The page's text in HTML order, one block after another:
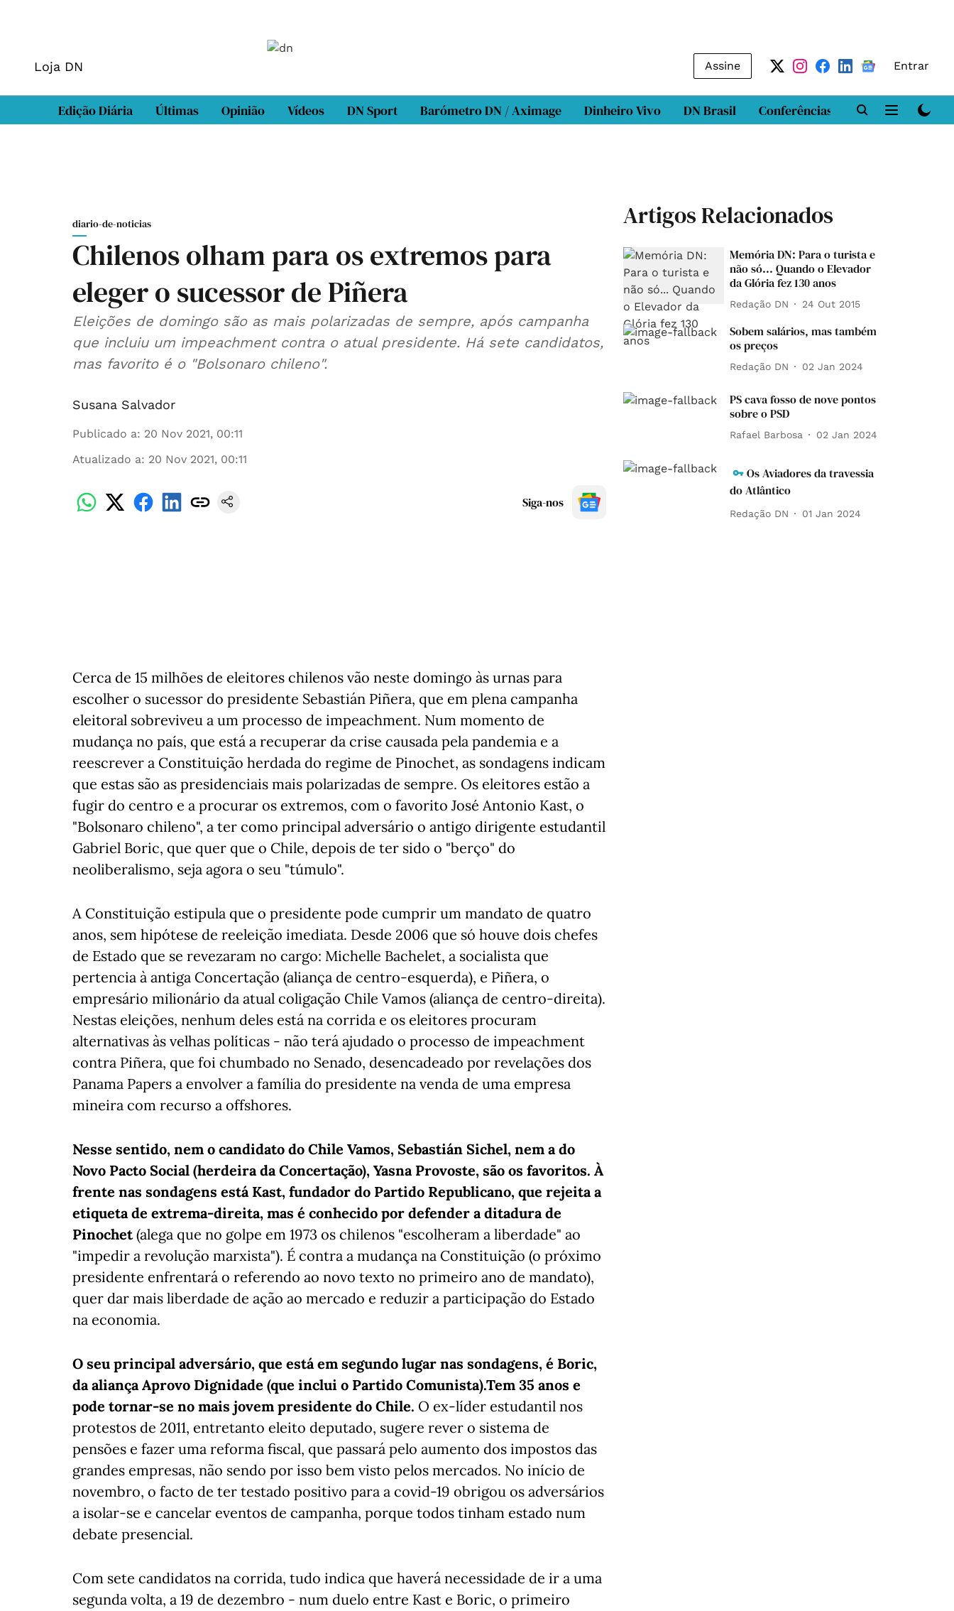
Loja DN Assine Entrar
Edição Diária Últimas Opinião Vídeos DN Sport Barómetro DN / Aximage Dinheiro Vivo DN Brasil Conferências DN LAB
diario-de-noticias
Chilenos olham para os extremos para
eleger o sucessor de Piñera
Eleições de domingo são as mais polarizadas de sempre, após campanha
que incluiu um impeachment contra o atual presidente. Há sete candidatos,
mas favorito é o "Bolsonaro chileno".
Susana Salvador
Publicado a: 20 Nov 2021, 00:11
Atualizado a: 20 Nov 2021, 00:11
Siga-nos
Cerca de 15 milhões de eleitores chilenos vão neste domingo às urnas para
escolher o sucessor do presidente Sebastián Piñera, que em plena campanha
eleitoral sobreviveu a um processo de impeachment. Num momento de
mudança no país, que está a recuperar da crise causada pela pandemia e a
reescrever a Constituição herdada do regime de Pinochet, as sondagens indicam
que estas são as presidenciais mais polarizadas de sempre. Os eleitores estão a
fugir do centro e a procurar os extremos, com o favorito José Antonio Kast, o
"Bolsonaro chileno", a ter como principal adversário o antigo dirigente estudantil
Gabriel Boric, que quer que o Chile, depois de ter sido o "berço" do
neoliberalismo, seja agora o seu "túmulo".
A Constituição estipula que o presidente pode cumprir um mandato de quatro
anos, sem hipótese de reeleição imediata. Desde 2006 que só houve dois chefes
de Estado que se revezaram no cargo: Michelle Bachelet, a socialista que
pertencia à antiga Concertação (aliança de centro-esquerda), e Piñera, o
empresário milionário da atual coligação Chile Vamos (aliança de centro-direita).
Nestas eleições, nenhum deles está na corrida e os eleitores procuram
alternativas às velhas políticas - não terá ajudado o processo de impeachment
contra Piñera, que foi chumbado no Senado, desencadeado por revelações dos
Panama Papers a envolver a família do presidente na venda de uma empresa
mineira com recurso a offshores.
Nesse sentido, nem o candidato do Chile Vamos, Sebastián Sichel, nem a do
Novo Pacto Social (herdeira da Concertação), Yasna Provoste, são os favoritos. À
frente nas sondagens está Kast, fundador do Partido Republicano, que rejeita a
etiqueta de extrema-direita, mas é conhecido por defender a ditadura de
Pinochet(alega que no golpe em 1973 os chilenos "escolheram a liberdade" ao
"impedir a revolução marxista"). É contra a mudança na Constituição (o próximo
presidente enfrentará o referendo ao novo texto no primeiro ano de mandato),
quer dar mais liberdade de ação ao mercado e reduzir a participação do Estado
na economia.
O seu principal adversário, que está em segundo lugar nas sondagens, é Boric,
da aliança Aprovo Dignidade (que inclui o Partido Comunista).Tem 35 anos e
pode tornar-se no mais jovem presidente do Chile. O ex-líder estudantil nos
protestos de 2011, entretanto eleito deputado, sugere rever o sistema de
pensões e fazer uma reforma fiscal, que passará pelo aumento dos impostos das
grandes empresas, não sendo por isso bem visto pelos mercados. No início de
novembro, o facto de ter testado positivo para a covid-19 obrigou os adversários
a isolar-se e cancelar eventos de campanha, porque todos tinham estado num
debate presencial.
Com sete candidatos na corrida, tudo indica que haverá necessidade de ir a uma
segunda volta, a 19 de dezembro - num duelo entre Kast e Boric, o primeiro
Artigos Relacionados
Memória DN: Para o turista e
não só... Quando o Elevador
da Glória fez 130 anos
Redação DN 24 Out 2015
Sobem salários, mas também
os preços
Redação DN 02 Jan 2024
PS cava fosso de nove pontos
sobre o PSD
Rafael Barbosa 02 Jan 2024
Os Aviadores da travessia
do Atlântico
Redação DN 01 Jan 2024